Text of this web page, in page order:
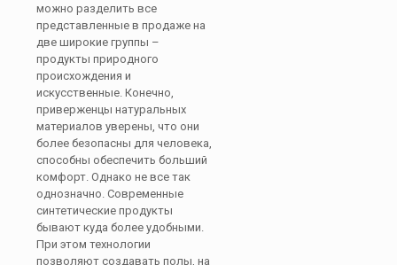
можно разделить все
представленные в продаже на
две широкие группы –
продукты природного
происхождения и
искусственные. Конечно,
приверженцы натуральных
материалов уверены, что они
более безопасны для человека,
способны обеспечить больший
комфорт. Однако не все так
однозначно. Современные
синтетические продукты
бывают куда более удобными.
При этом технологии
позволяют создавать полы, на